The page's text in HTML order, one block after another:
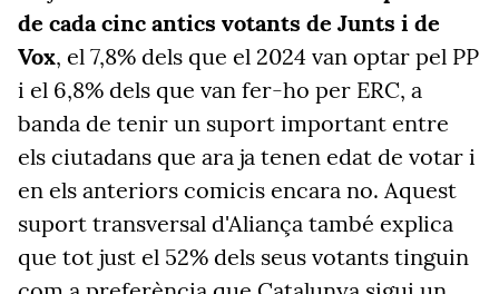
de cada cinc antics votants de Junts i de
Vox, el 7,8% dels que el 2024 van optar pel PP
i el 6,8% dels que van fer-ho per ERC, a
banda de tenir un suport important entre
els ciutadans que ara ja tenen edat de votar i
en els anteriors comicis encara no. Aquest
suport transversal d'Aliança també explica
que tot just el 52% dels seus votants tinguin